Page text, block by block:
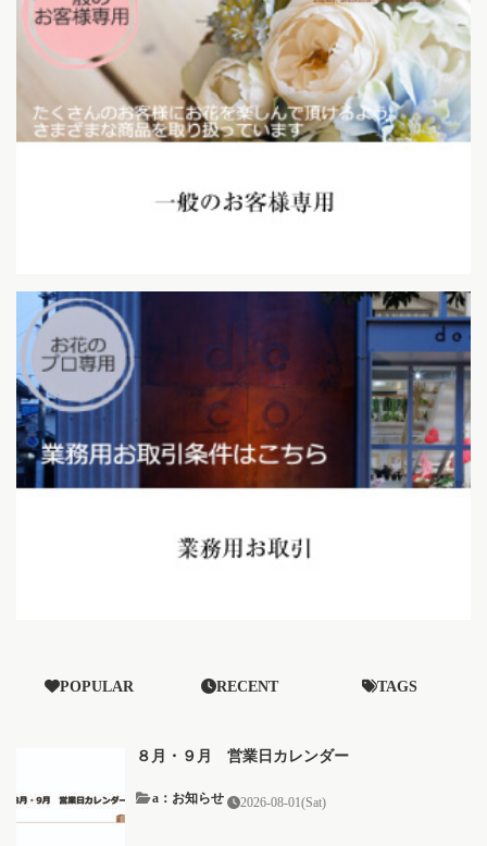
POPULAR RECENT TAGS
８月・９月 営業日カレンダー
a：お知らせ 2026-08-01(Sat)